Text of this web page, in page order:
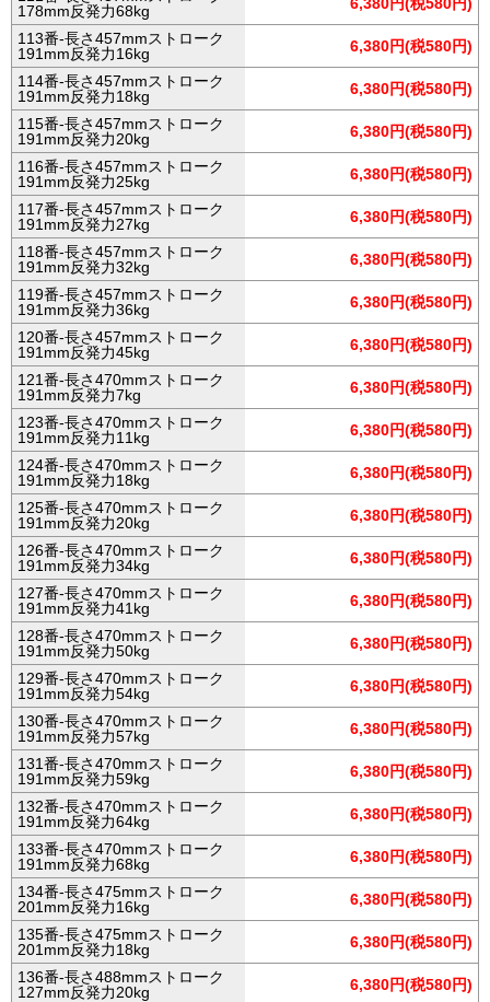
178mm反発力68kg
113番-長さ457mmストローク
191mm反発力16kg
6,380円(税580円)
114番-長さ457mmストローク
191mm反発力18kg
6,380円(税580円)
115番-長さ457mmストローク
191mm反発力20kg
6,380円(税580円)
116番-長さ457mmストローク
191mm反発力25kg
6,380円(税580円)
117番-長さ457mmストローク
191mm反発力27kg
6,380円(税580円)
118番-長さ457mmストローク
191mm反発力32kg
6,380円(税580円)
119番-長さ457mmストローク
191mm反発力36kg
6,380円(税580円)
120番-長さ457mmストローク
191mm反発力45kg
6,380円(税580円)
121番-長さ470mmストローク
191mm反発力7kg
6,380円(税580円)
123番-長さ470mmストローク
191mm反発力11kg
6,380円(税580円)
124番-長さ470mmストローク
191mm反発力18kg
6,380円(税580円)
125番-長さ470mmストローク
191mm反発力20kg
6,380円(税580円)
126番-長さ470mmストローク
191mm反発力34kg
6,380円(税580円)
127番-長さ470mmストローク
191mm反発力41kg
6,380円(税580円)
128番-長さ470mmストローク
191mm反発力50kg
6,380円(税580円)
129番-長さ470mmストローク
191mm反発力54kg
6,380円(税580円)
130番-長さ470mmストローク
191mm反発力57kg
6,380円(税580円)
131番-長さ470mmストローク
191mm反発力59kg
6,380円(税580円)
132番-長さ470mmストローク
191mm反発力64kg
6,380円(税580円)
133番-長さ470mmストローク
191mm反発力68kg
6,380円(税580円)
134番-長さ475mmストローク
201mm反発力16kg
6,380円(税580円)
135番-長さ475mmストローク
201mm反発力18kg
6,380円(税580円)
136番-長さ488mmストローク
127mm反発力20kg
6,380円(税580円)